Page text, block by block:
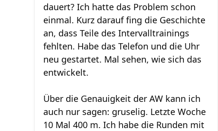
dauert? Ich hatte das Problem schon
einmal. Kurz darauf fing die Geschichte
an, dass Teile des Intervalltrainings
fehlten. Habe das Telefon und die Uhr
neu gestartet. Mal sehen, wie sich das
entwickelt.
Über die Genauigkeit der AW kann ich
auch nur sagen: gruselig. Letzte Woche
10 Mal 400 m. Ich habe die Runden mit